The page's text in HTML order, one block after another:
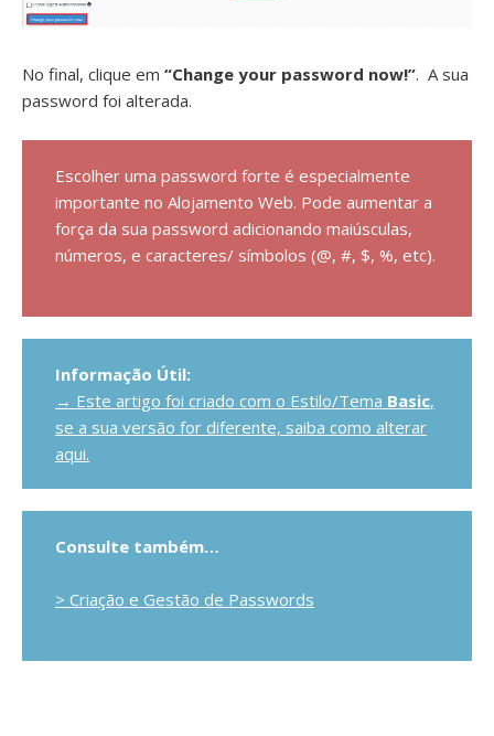
No final, clique em “Change your password now!”. A sua
password foi alterada.
Escolher uma password forte é especialmente
importante no Alojamento Web. Pode aumentar a
força da sua password adicionando maiúsculas,
números, e caracteres/ símbolos (@, #, $, %, etc).
Informação Útil:
→ Este artigo foi criado com o Estilo/Tema Basic,
se a sua versão for diferente, saiba como alterar
aqui.
Consulte também…
> Criação e Gestão de Passwords